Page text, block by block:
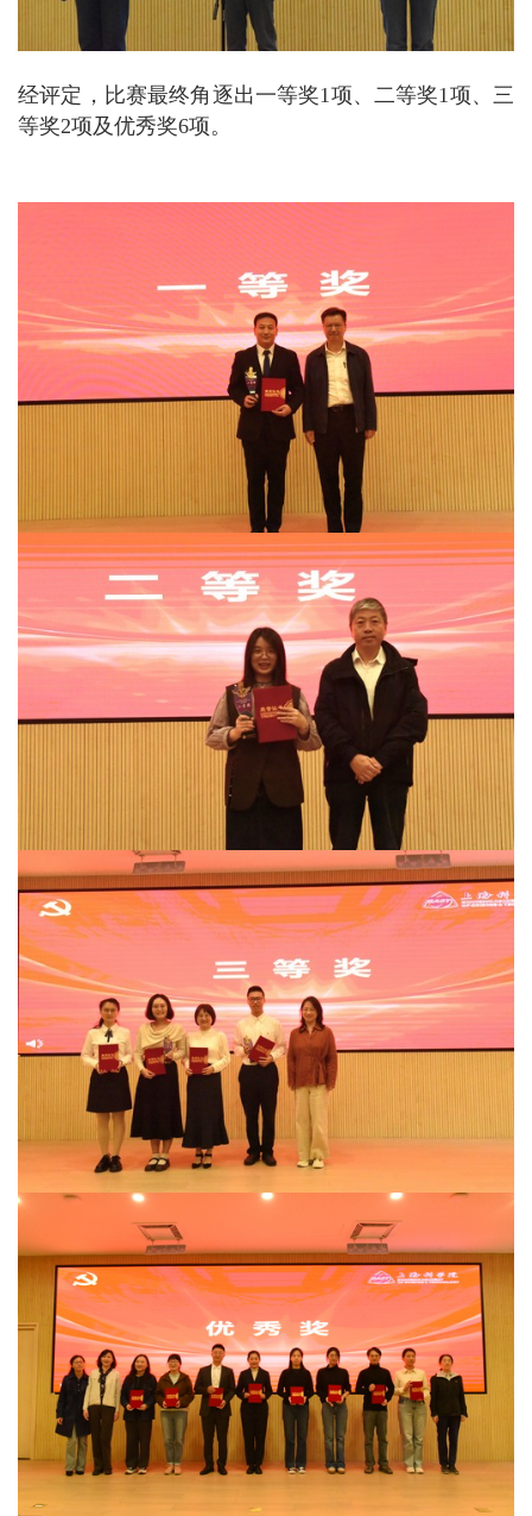
经评定，比赛最终角逐出一等奖1项、二等奖1项、三
等奖2项及优秀奖6项。